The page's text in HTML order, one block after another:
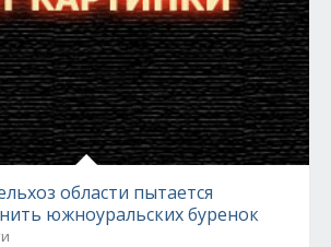
области пытается
южноуральских буренок